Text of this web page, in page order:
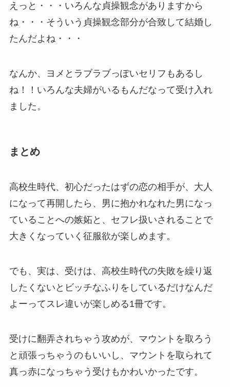
えっと・・・いろんな貞操観念がありますから
ね・・・そういう貞操観念部分が合致して結婚し
たんだよね・・・
なんか、ヨメとラブラブっぽいセリフもあるし
ね！！いろんな夫婦がいるもんだなって受け入れ
ました。
まとめ
高校生時代、初心だったはずの恋の相手が、大人
になって再開したら、男に抱かれなれた男になっ
ていることへの嫉妬と、セフレ扱いされることで
大きくなっていく征服欲が楽しめます。
でも、実は、受けは、高校生時代の失敗を繰り返
したくないとビッチなふりをしているだけなんだ
よーってスレ違いが楽しめる1冊です。
受けに翻弄されちゃう攻めが、マウントを取ろう
と頑張っちゃうのもいいし、マウントを取られて
真っ赤になっちゃう受けもかわいかったです。